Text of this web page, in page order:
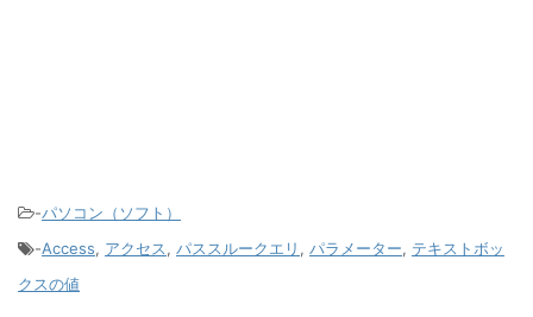
-パソコン（ソフト）
-Access, アクセス, パススルークエリ , パラメーター, テキストボッ
クスの値